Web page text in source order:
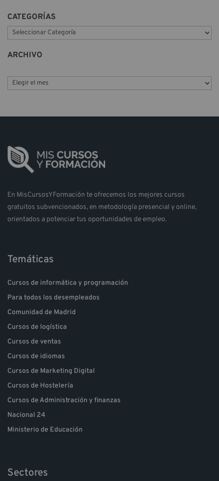
CATEGORÍAS
a
t
g
ARCHIVO
En MisCursosYFormación te ofrecemos los mejores cursos
gratuitos subvencionados, en metodología presencial y online,
orientados a potenciar tus oportunidades de empleo.
Temáticas
Cursos de informática y programación
Para todos los desempleados
Comunidad de Madrid
Cursos de logística
Cursos de ventas
Cursos de idiomas
Cursos de Marketing Digital
Cursos de Hostelería
Cursos de Administración y finanzas
Nacional 24
Ministerio de Educación
Sectores